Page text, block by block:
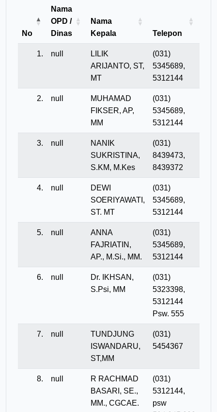
No
Nama
OPD /
Dinas
Nama
Kepala
Telepon
1. null
LILIK
ARIJANTO, ST,
MT
(031)
5345689,
5312144
2. null
MUHAMAD
FIKSER, AP,
MM
(031)
5345689,
5312144
3. null
NANIK
SUKRISTINA,
S.KM, M.Kes
(031)
8439473,
8439372
4. null
DEWI
SOERIYAWATI,
ST. MT
(031)
5345689,
5312144
5. null
ANNA
FAJRIATIN,
AP., M.Si., MM.
(031)
5345689,
5312144
6. null
Dr. IKHSAN,
S.Psi, MM
(031)
5323398,
5312144
Psw. 555
7. null
TUNDJUNG
ISWANDARU,
ST,MM
(031)
5454367
8. null
R RACHMAD
BASARI, SE.,
MM., CGCAE.
(031)
5312144,
psw